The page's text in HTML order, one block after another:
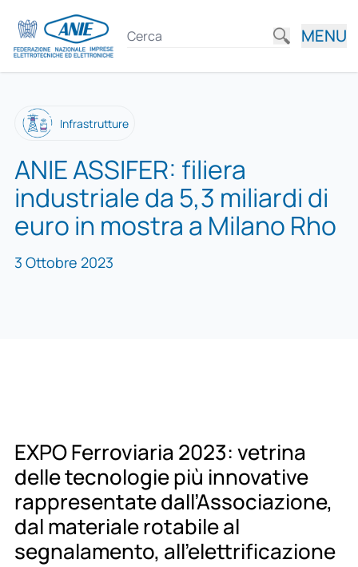
MENU
Infrastrutture
ANIE ASSIFER: filiera
industriale da 5,3 miliardi di
euro in mostra a Milano Rho
3 Ottobre 2023
EXPO Ferroviaria 2023: vetrina
delle tecnologie più innovative
rappresentate dall’Associazione,
dal materiale rotabile al
segnalamento, all’elettrificazione